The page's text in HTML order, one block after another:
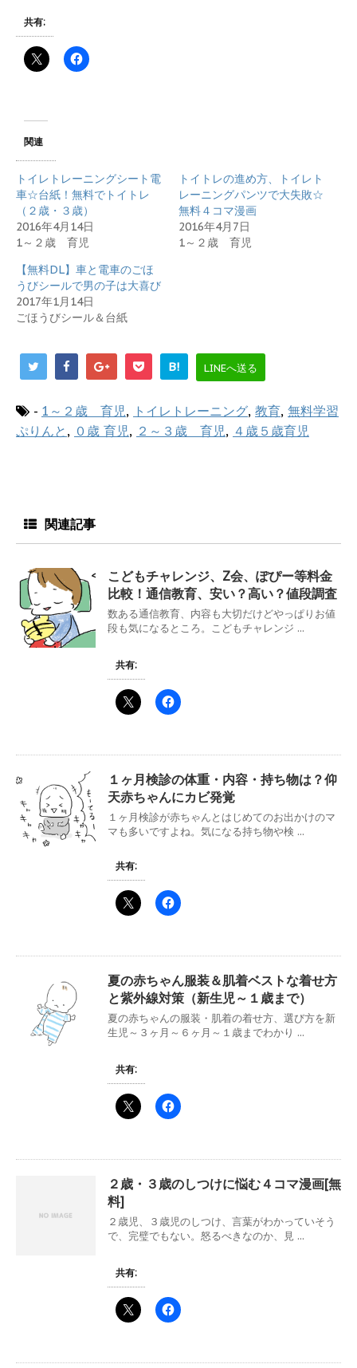
共有:
関連
トイレトレーニングシート電
車☆台紙！無料でトイトレ
（２歳・３歳）
2016年4月14日
1～２歳 育児
トイトレの進め方、トイレト
レーニングパンツで大失敗☆
無料４コマ漫画
2016年4月7日
1～２歳 育児
【無料DL】車と電車のごほ
うびシールで男の子は大喜び
2017年1月14日
ごほうびシール＆台紙
B! LINEへ送る
- 1～２歳 育児, トイレトレーニング, 教育, 無料学習
ぷりんと , ０歳 育児, ２～３歳 育児, ４歳５歳育児
関連記事
こどもチャレンジ、Z会、ぽぴー等料金
比較！通信教育、安い？高い？値段調査
数ある通信教育、内容も大切だけどやっぱりお値
段も気になるところ。こどもチャレンジ ...
共有:
１ヶ月検診の体重・内容・持ち物は？仰
天赤ちゃんにカビ発覚
１ヶ月検診が赤ちゃんとはじめてのお出かけのマ
マも多いですよね。気になる持ち物や検 ...
共有:
夏の赤ちゃん服装＆肌着ベストな着せ方
と紫外線対策（新生児～１歳まで）
夏の赤ちゃんの服装・肌着の着せ方、選び方を新
生児～３ヶ月～６ヶ月～１歳までわかり ...
共有:
２歳・３歳のしつけに悩む４コマ漫画[無
料]
２歳児、３歳児のしつけ、言葉がわかっていそう
で、完璧でもない。怒るべきなのか、見 ...
共有: